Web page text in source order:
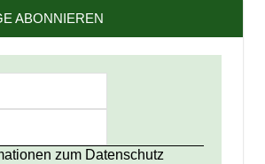
ABONNIEREN
zum Datenschutz